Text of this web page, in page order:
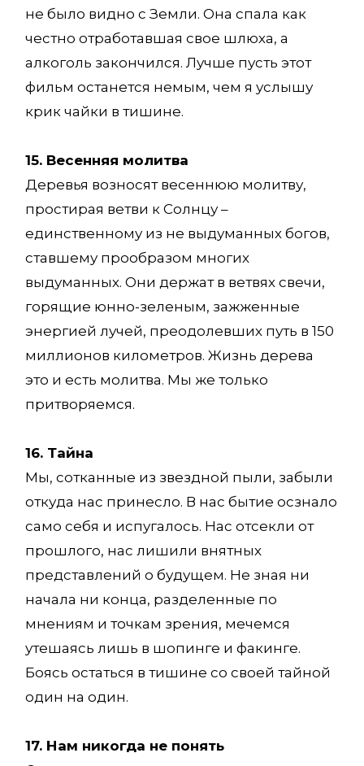
не было видно с Земли. Она спала как
честно отработавшая свое шлюха, а
алкоголь закончился. Лучше пусть этот
фильм останется немым, чем я услышу
крик чайки в тишине.
15. Весенняя молитва
Деревья возносят весеннюю молитву,
простирая ветви к Солнцу –
единственному из не выдуманных богов,
ставшему прообразом многих
выдуманных. Они держат в ветвях свечи,
горящие юнно-зеленым, зажженные
энергией лучей, преодолевших путь в 150
миллионов километров. Жизнь дерева
это и есть молитва. Мы же только
притворяемся.
16. Тайна
Мы, сотканные из звездной пыли, забыли
откуда нас принесло. В нас бытие осзнало
само себя и испугалось. Нас отсекли от
прошлого, нас лишили внятных
представлений о будущем. Не зная ни
начала ни конца, разделенные по
мнениям и точкам зрения, мечемся
утешаясь лишь в шопинге и факинге.
Боясь остаться в тишине со своей тайной
один на один.
17. Нам никогда не понять